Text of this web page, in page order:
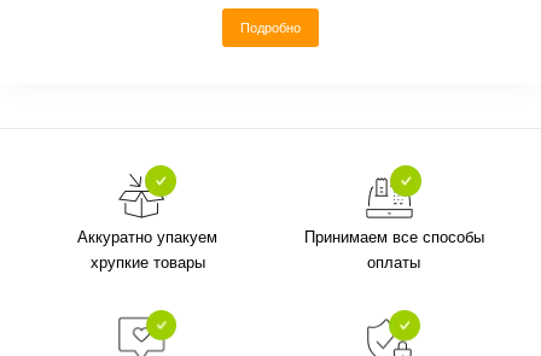
Подробно
Аккуратно упакуем
хрупкие товары
Принимаем все способы
оплаты